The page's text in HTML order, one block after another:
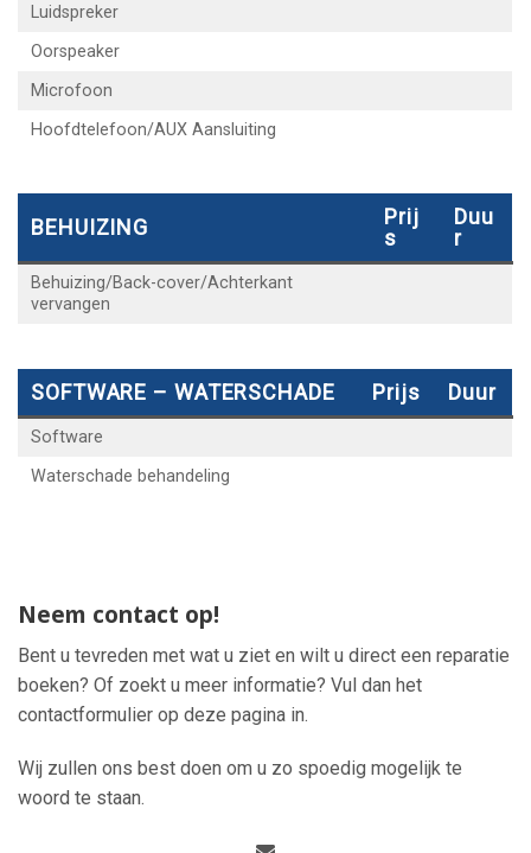
Luidspreker
Oorspeaker
Microfoon
Hoofdtelefoon/AUX Aansluiting
BEHUIZING
Prij
S
Duu
R
Behuizing/Back-cover/Achterkant
vervangen
SOFTWARE – WATERSCHADE Prijs Duur
Software
Waterschade behandeling
Neem contact op!
Bent u tevreden met wat u ziet en wilt u direct een reparatie
boeken? Of zoekt u meer informatie? Vul dan het
contactformulier op deze pagina in.
Wij zullen ons best doen om u zo spoedig mogelijk te
woord te staan.